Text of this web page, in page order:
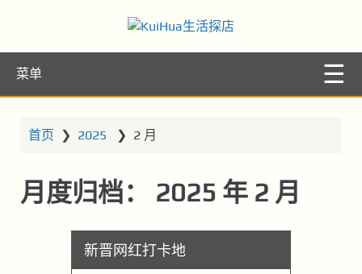
KuiHua生活探
店
菜单
首页 ❯ 2025 ❯ 2 月
月度归档： 2025 年 2 月
新晋网红打卡地